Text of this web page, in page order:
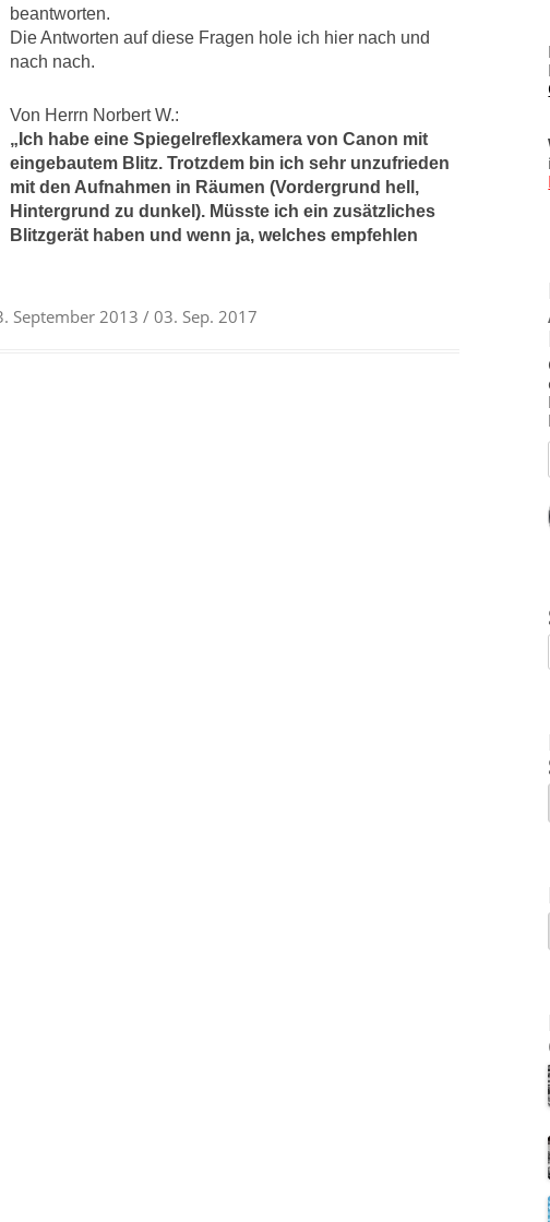
beantworten.
Die Antworten auf diese Fragen hole ich hier nach und
nach nach.
Von Herrn Norbert W.:
„Ich habe eine Spiegelreflexkamera von Canon mit
eingebautem Blitz. Trotzdem bin ich sehr unzufrieden
mit den Aufnahmen in Räumen (Vordergrund hell,
Hintergrund zu dunkel). Müsste ich ein zusätzliches
Blitzgerät haben und wenn ja, welches empfehlen
September 2013 / 03. Sep. 2017